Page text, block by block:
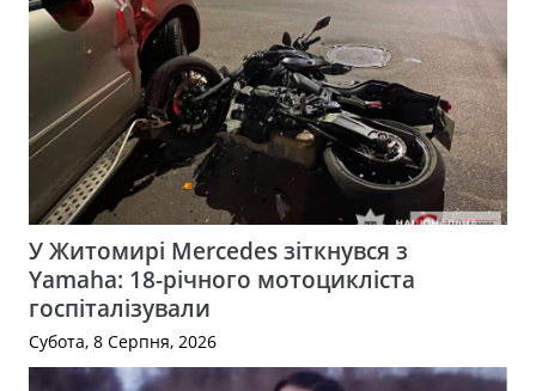
У Житомирі Mercedes зіткнувся з
Yamaha: 18-річного мотоцикліста
госпіталізували
Субота, 8 Серпня, 2026